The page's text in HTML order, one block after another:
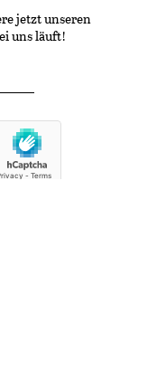
jetzt unseren
uns läuft!